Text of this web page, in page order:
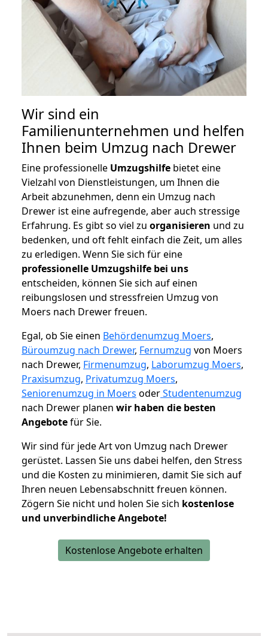
Wir sind ein
Familienunternehmen und helfen
Ihnen beim Umzug nach Drewer
Eine professionelle Umzugshilfe bietet eine
Vielzahl von Dienstleistungen, um Ihnen die
Arbeit abzunehmen, denn ein Umzug nach
Drewer ist eine aufregende, aber auch stressige
Erfahrung. Es gibt so viel zu organisieren und zu
bedenken, und oft fehlt einfach die Zeit, um alles
zu erledigen. Wenn Sie sich für eine
professionelle Umzugshilfe bei uns
entscheiden, können Sie sich auf einen
reibungslosen und stressfreien Umzug von
Moers nach Drewer freuen.
Egal, ob Sie einen Behördenumzug Moers,
Büroumzug nach Drewer, Fernumzug von Moers
nach Drewer, Firmenumzug, Laborumzug Moers,
Praxisumzug, Privatumzug Moers,
Seniorenumzug in Moers oderStudentenumzug
nach Drewer planen wir haben die besten
Angebotefür Sie.
Wir sind für jede Art von Umzug nach Drewer
gerüstet. Lassen Sie uns dabei helfen, den Stress
und die Kosten zu minimieren, damit Sie sich auf
Ihren neuen Lebensabschnitt freuen können.
Zögern Sie nicht und holen Sie sich kostenlose
und unverbindliche Angebote!
Kostenlose Angebote erhalten